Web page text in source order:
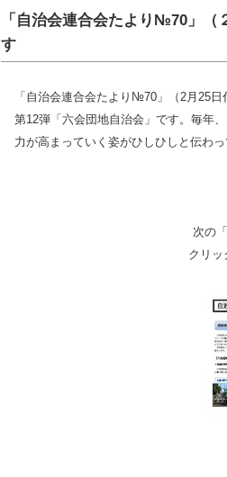
「自治会連合会たより№70」（
す
「自治会連合会たより№70」（2月25
第12弾「六会団地自治会」です。毎年
力が高まっていく姿がひしひしと伝わっ
次の
クリック